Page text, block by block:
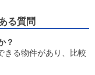
る質問
？
きる物件があり、比較